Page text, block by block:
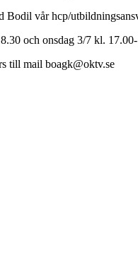
Bodil vår hcp/
och onsdag 3/7 kl.
till mail boagk@oktv.se